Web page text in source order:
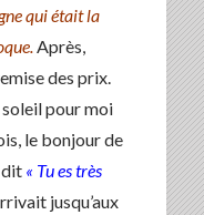
qui était la
Après,
des prix.
pour moi
le bonjour de
dit « Tu es très
jusqu’aux